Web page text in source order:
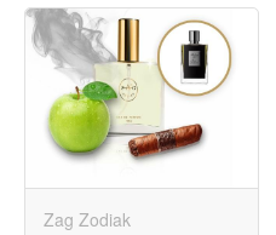
Zag Zodiak